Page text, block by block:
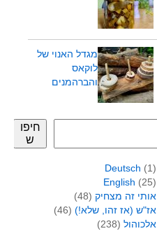
מגדל האנוי של
לוקאס
והברהמנים
חיפו
ש
Deutsch (1)
English (25)
אותי זה מצחיק(48)
אז"ש (אז זהו, שלא!)(46)
אלכוהול(238)